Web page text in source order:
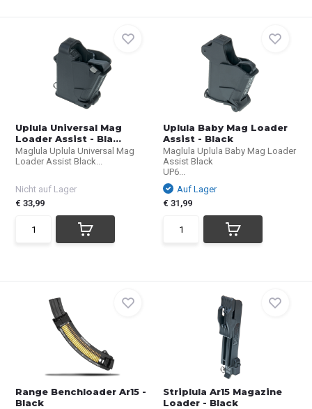
Uplula Universal Mag
Loader Assist - Bla...
Maglula Uplula Universal Mag
Loader Assist Black...
Nicht auf Lager
€ 33,99
Uplula Baby Mag Loader
Assist - Black
Maglula Uplula Baby Mag Loader
Assist Black
UP6...
Auf Lager
€ 31,99
Range Benchloader Ar15 -
Black
Striplula Ar15 Magazine
Loader - Black